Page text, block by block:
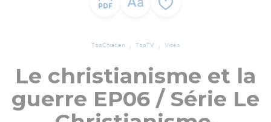
TopChrétien TopTV Vidéo
Le christianisme et la
guerre EP06 / Série Le